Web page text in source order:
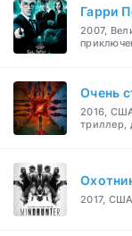
Гарри
2007,
Очень
2016,
триллер,
2017,